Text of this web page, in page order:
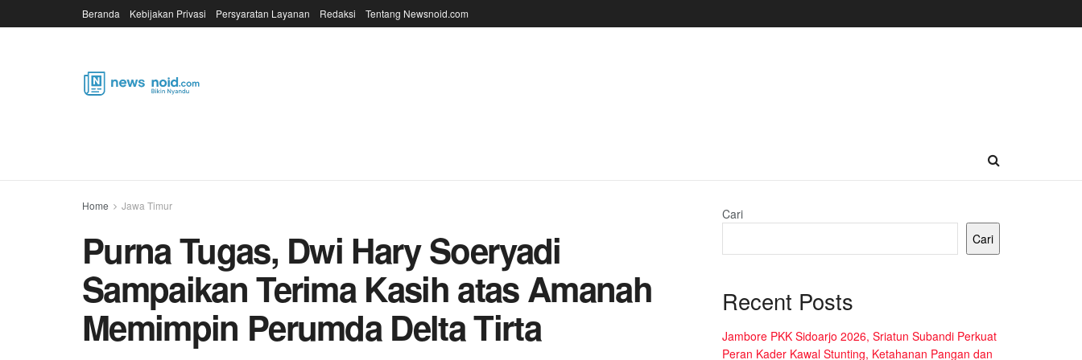
Beranda Kebijakan Privasi Persyaratan Layanan Redaksi Tentang Newsnoid.com
Home Jawa Timur
Purna Tugas, Dwi Hary Soeryadi
Sampaikan Terima Kasih atas Amanah
Memimpin Perumda Delta Tirta
Cari
Cari
Recent Posts
Jambore PKK Sidoarjo 2026, Sriatun Subandi Perkuat
Peran Kader Kawal Stunting, Ketahanan Pangan dan